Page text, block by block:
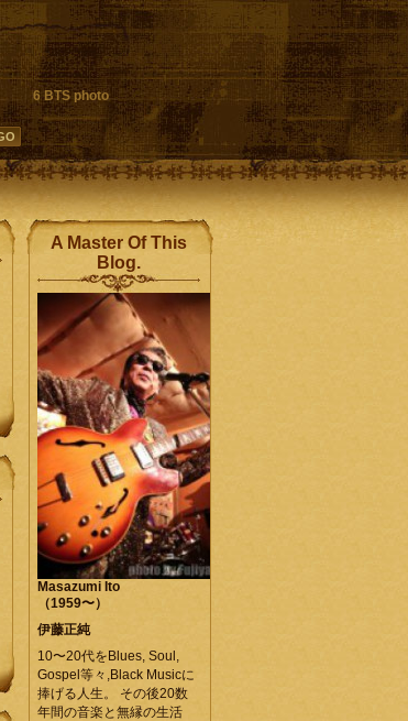
6 BTS photo
A Master Of This
Blog.
Masazumi Ito
（1959〜）
伊藤正純
10〜20代をBlues, Soul,
Gospel等々,Black Musicに
捧げる人生。 その後20数
年間の音楽と無縁の生活